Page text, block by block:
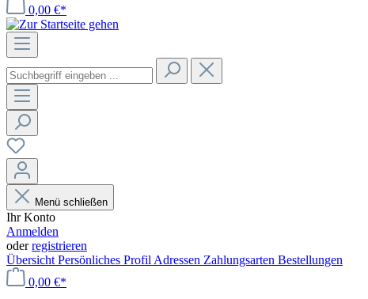
0,00 €*
Menü schließen
Ihr Konto
Anmelden
oderregistrieren
Übersicht Persönliches Profil Adressen Zahlungsarten Bestellungen
0,00 €*